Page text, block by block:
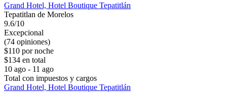
Grand Hotel, Hotel Boutique Tepatitlán
Tepatitlan de Morelos
9.6/10
Excepcional
(74 opiniones)
$110 por noche
$134 en total
10 ago - 11 ago
Total con impuestos y cargos
Grand Hotel, Hotel Boutique Tepatitlán